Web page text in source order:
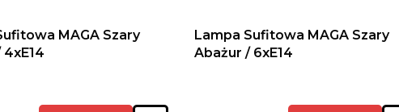
MAGA Szary
Lampa Sufitowa MAGA Szary
Abażur / 6xE14